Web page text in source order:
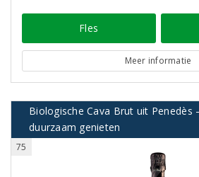
Fles
Meer informatie
Biologische Cava Brut uit Penedès
duurzaam genieten
75